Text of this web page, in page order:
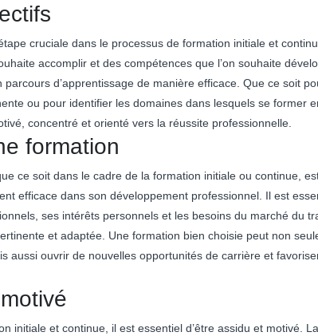
cruciale dans le processus de formation initiale et
accomplir et des compétences que l’on souhaite
d’apprentissage de manière efficace. Que ce soit
ou pour identifier les domaines dans lesquels se former
concentré et orienté vers la réussite professionnelle.
formation
ce soit dans le cadre de la formation initiale ou continue,
efficace dans son développement professionnel. Il est
ses intérêts personnels et les besoins du marché du
et adaptée. Une formation bien choisie peut non
aussi ouvrir de nouvelles opportunités de carrière et
initiale et continue, il est essentiel d’être assidu et motivé.